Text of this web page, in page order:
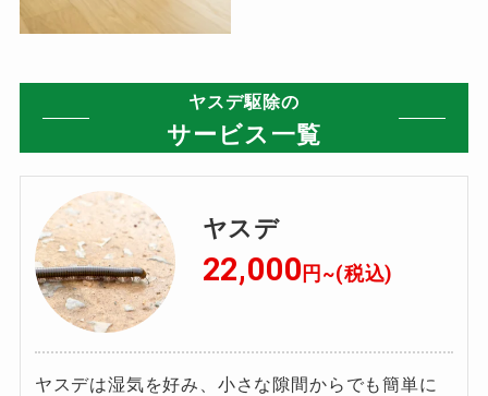
ヤスデ駆除の
サービス一覧
ヤスデ
22,000円~(税込)
ヤスデは湿気を好み、小さな隙間からでも簡単に